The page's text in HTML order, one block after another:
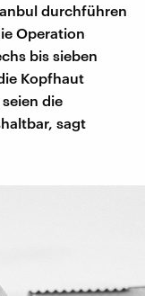
durchführen
Operation
bis sieben
Kopfhaut
die
sagt